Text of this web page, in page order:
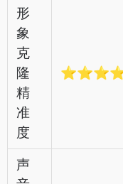
形
象
克
隆
精
准
度
声